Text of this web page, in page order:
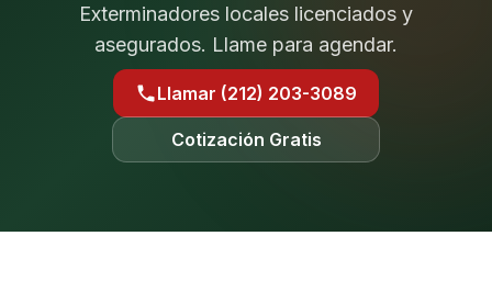
Exterminadores locales licenciados y
asegurados. Llame para agendar.
Llamar (212) 203-3089
Cotización Gratis